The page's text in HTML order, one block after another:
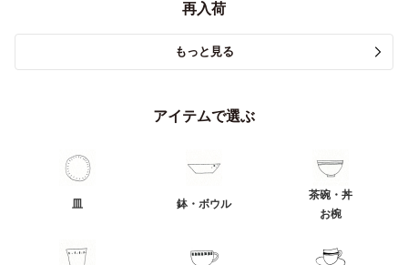
再入荷
もっと見る
アイテムで選ぶ
皿 鉢・ボウル
茶碗・丼
お椀